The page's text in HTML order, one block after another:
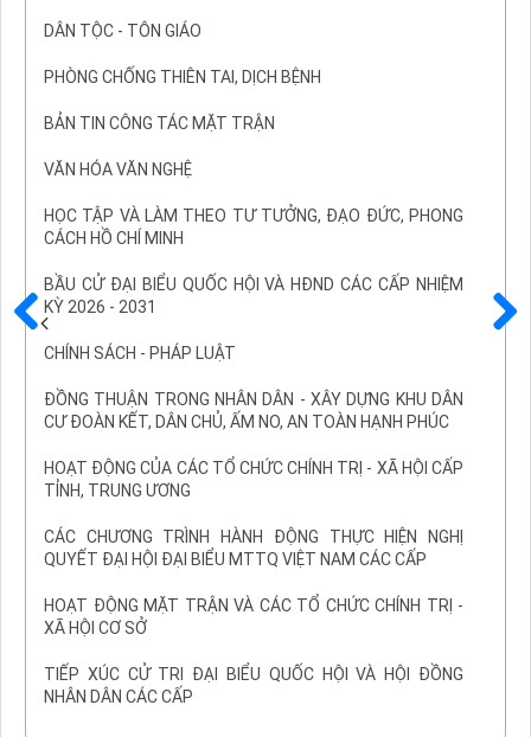
DÂN TỘC - TÔN GIÁO
PHÒNG CHỐNG THIÊN TAI, DỊCH BỆNH
BẢN TIN CÔNG TÁC MẶT TRẬN
VĂN HÓA VĂN NGHỆ
HỌC TẬP VÀ LÀM THEO TƯ TƯỞNG, ĐẠO ĐỨC, PHONG
CÁCH HỒ CHÍ MINH
BẦU CỬ ĐẠI BIỂU QUỐC HỘI VÀ HĐND CÁC CẤP NHIỆM
KỲ 2026 - 2031
CHÍNH SÁCH - PHÁP LUẬT
ĐỒNG THUẬN TRONG NHÂN DÂN - XÂY DỰNG KHU DÂN
CƯ ĐOÀN KẾT, DÂN CHỦ, ẤM NO, AN TOÀN HẠNH PHÚC
HOẠT ĐỘNG CỦA CÁC TỔ CHỨC CHÍNH TRỊ - XÃ HỘI CẤP
TỈNH, TRUNG ƯƠNG
CÁC CHƯƠNG TRÌNH HÀNH ĐỘNG THỰC HIỆN NGHỊ
QUYẾT ĐẠI HỘI ĐẠI BIỂU MTTQ VIỆT NAM CÁC CẤP
HOẠT ĐỘNG MẶT TRẬN VÀ CÁC TỔ CHỨC CHÍNH TRỊ -
XÃ HỘI CƠ SỞ
TIẾP XÚC CỬ TRI ĐẠI BIỂU QUỐC HỘI VÀ HỘI ĐỒNG
NHÂN DÂN CÁC CẤP
Trước